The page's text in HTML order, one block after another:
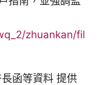
zhuankan/fil
函等資料 提供